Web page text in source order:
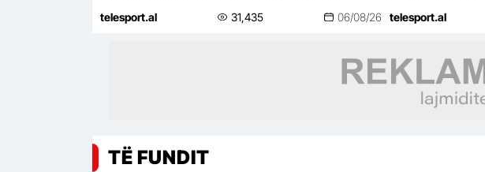
Bundesligës
telesport.al 31,435 06/08/26
njoftimi zyrtar
telesport.al
TË FUNDIT